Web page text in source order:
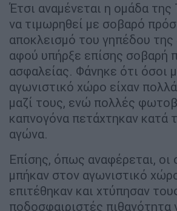
Έτσι αναμένεται η ομάδα της
να τιμωρηθεί με σοβαρό
αποκλεισμό του γηπέδου
αφού υπήρξε επίσης σοβαρή
ασφαλείας. Φάνηκε ότι όσοι
αγωνιστικό χώρο είχαν
μαζί τους, ενώ πολλές
καπνογόνα πετάχτηκαν κατά
αγώνα.
Επίσης, όπως αναφέρεται, οι
μπήκαν στον αγωνιστικό
επιτέθηκαν και χτύπησαν
ποδοσφαιριστές πιθανότητα